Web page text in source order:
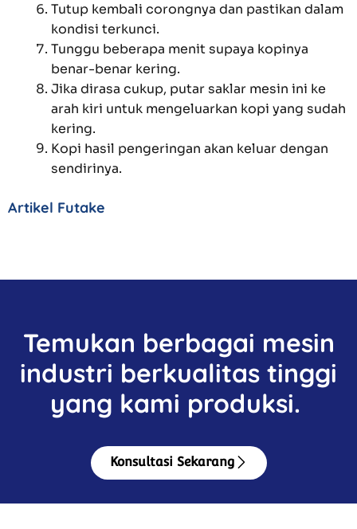
Tutup kembali corongnya dan pastikan dalam
kondisi terkunci.
Tunggu beberapa menit supaya kopinya
benar-benar kering.
Jika dirasa cukup, putar saklar mesin ini ke
arah kiri untuk mengeluarkan kopi yang sudah
kering.
Kopi hasil pengeringan akan keluar dengan
sendirinya.
Artikel Futake
Temukan berbagai mesin
industri berkualitas tinggi
yang kami produksi.
Konsultasi Sekarang